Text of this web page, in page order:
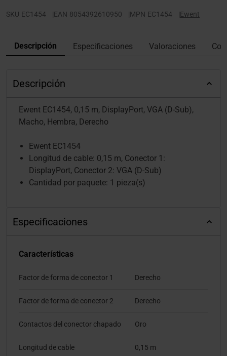
SKU EC1454 |EAN 8054392610950 |MPN EC1454 |Ewent
Descripción Especificaciones Valoraciones
Descripción
Ewent EC1454, 0,15 m, DisplayPort, VGA (D-Sub),
Macho, Hembra, Derecho
Ewent EC1454
Longitud de cable: 0,15 m, Conector 1:
DisplayPort, Conector 2: VGA (D-Sub)
Cantidad por paquete: 1 pieza(s)
Especificaciones
Características
Factor de forma de conector 1 Derecho
Factor de forma de conector 2 Derecho
Contactos del conector chapado Oro
Longitud de cable 0,15 m